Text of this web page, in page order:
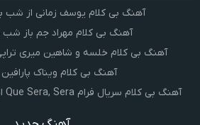
آهنگ بی کلام یوسف زمانی از شب
آهنگ بی کلام مهراد جم باز شب
آهنگ بی کلام خلسه و شاهین میری
آهنگ بی کلام ویناک پارافین
آهنگ بی کلام سریال فرام Que Sera, Sera از Jack Jezzro – رایگان